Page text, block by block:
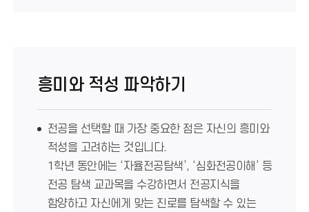
흥미와 적성 파악하기
전공을 선택할 때 가장 중요한 점은 자신의 흥미와
적성을 고려하는 것입니다.
1학년 동안에는 ‘자율전공탐색’, ‘심화전공이해’ 등
전공 탐색 교과목을 수강하면서 전공지식을
함양하고 자신에게 맞는 진로를 탐색할 수 있는